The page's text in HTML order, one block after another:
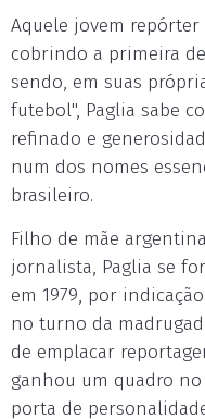
Aquele jovem repórter
cobrindo a primeira
sendo, em suas
futebol", Paglia sabe
refinado e
num dos nomes
brasileiro.
Filho de mãe
jornalista, Paglia se
em 1979, por
no turno da
de emplacar
ganhou um quadro no
porta de